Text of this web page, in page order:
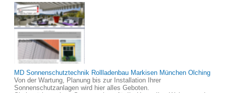
MD Sonnenschutztechnik Rollladenbau Markisen München Olching
Von der Wartung, Planung bis zur Installation Ihrer
Sonnenschutzanlagen wird hier alles Geboten.